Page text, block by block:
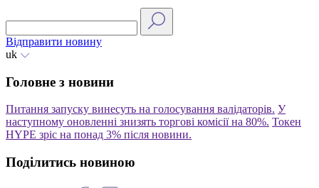
Відправити новину
uk
Головне з новини
Питання запуску винесуть на голосування валідаторів. У
наступному оновленні знизять торгові комісії на 80%. Токен
HYPE зріс на понад 3% після новини.
Поділитись новиною